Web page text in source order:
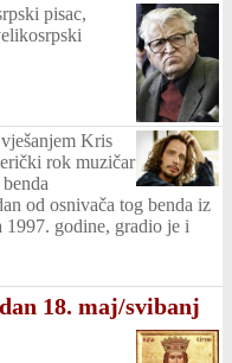
pisac,
Kris
rok muzičar
od osnivača tog benda iz
1997. godine, gradio je i
18. maj/svibanj